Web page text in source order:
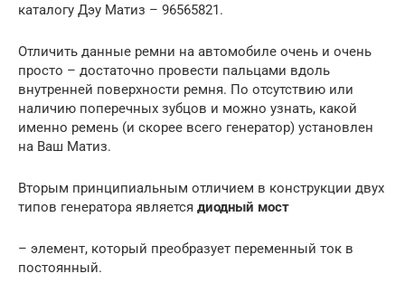
каталогу Дэу Матиз – 96565821.
Отличить данные ремни на автомобиле очень и очень
просто – достаточно провести пальцами вдоль
внутренней поверхности ремня. По отсутствию или
наличию поперечных зубцов и можно узнать, какой
именно ремень (и скорее всего генератор) установлен
на Ваш Матиз.
Вторым принципиальным отличием в конструкции двух
типов генератора является диодный мост
– элемент, который преобразует переменный ток в
постоянный.